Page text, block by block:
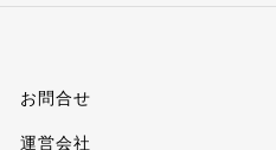
お問合せ
運営会社